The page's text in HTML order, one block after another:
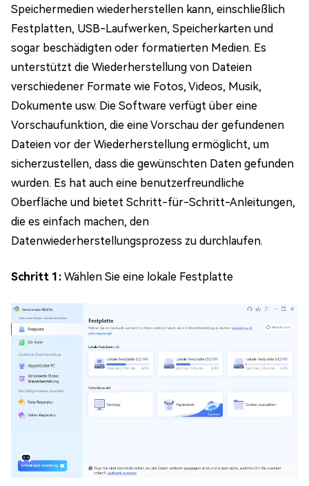
Speichermedien wiederherstellen kann, einschließlich
Festplatten, USB-Laufwerken, Speicherkarten und
sogar beschädigten oder formatierten Medien. Es
unterstützt die Wiederherstellung von Dateien
verschiedener Formate wie Fotos, Videos, Musik,
Dokumente usw. Die Software verfügt über eine
Vorschaufunktion, die eine Vorschau der gefundenen
Dateien vor der Wiederherstellung ermöglicht, um
sicherzustellen, dass die gewünschten Daten gefunden
wurden. Es hat auch eine benutzerfreundliche
Oberfläche und bietet Schritt-für-Schritt-Anleitungen,
die es einfach machen, den
Datenwiederherstellungsprozess zu durchlaufen.
Schritt 1: Wählen Sie eine lokale Festplatte